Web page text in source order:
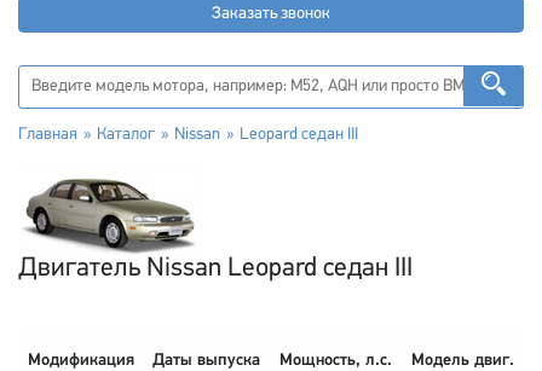
Заказать звонок
Главная Каталог Nissan Leopard седан III
Двигатель Nissan Leopard седан III
Модификация Даты выпуска Мощность, л.с. Модель двиг.